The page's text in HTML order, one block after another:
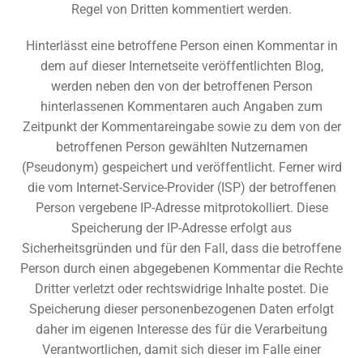
Regel von Dritten kommentiert werden.
Hinterlässt eine betroffene Person einen Kommentar in
dem auf dieser Internetseite veröffentlichten Blog,
werden neben den von der betroffenen Person
hinterlassenen Kommentaren auch Angaben zum
Zeitpunkt der Kommentareingabe sowie zu dem von der
betroffenen Person gewählten Nutzernamen
(Pseudonym) gespeichert und veröffentlicht. Ferner wird
die vom Internet-Service-Provider (ISP) der betroffenen
Person vergebene IP-Adresse mitprotokolliert. Diese
Speicherung der IP-Adresse erfolgt aus
Sicherheitsgründen und für den Fall, dass die betroffene
Person durch einen abgegebenen Kommentar die Rechte
Dritter verletzt oder rechtswidrige Inhalte postet. Die
Speicherung dieser personenbezogenen Daten erfolgt
daher im eigenen Interesse des für die Verarbeitung
Verantwortlichen, damit sich dieser im Falle einer